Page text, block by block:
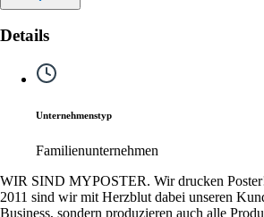
Details
Unternehmenstyp
Familienunternehmen
WIR SIND MYPOSTER. Wir drucken
2011 sind wir mit Herzblut dabei unseren
Business, sondern produzieren auch alle